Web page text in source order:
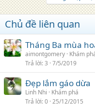
Chủ đề liên quan
Tháng Ba mùa
aimontgomery Khám
Trả lời 3 7/5/2019
Đẹp lắm gáo dừa
Linh Nhi
Khám phá
Trả lời 0 25/12/2015